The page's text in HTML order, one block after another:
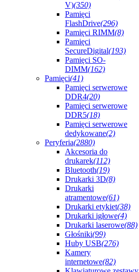
V)(350)
Pamięci
FlashDrive(296)
Pamięci RIMM(8)
Pamięci
SecureDigital(193)
Pamięci SO-
DIMM(162)
Pamięci(41)
Pamięci serwerowe
DDR4(20)
Pamięci serwerowe
DDR5(18)
Pamięci serwerowe
dedykowane(2)
Peryferia(2880)
Akcesoria do
drukarek(112)
Bluetooth(19)
Drukarki 3D(8)
Drukarki
atramentowe(61)
Drukarki etykiet(38)
Drukarki igłowe(4)
Drukarki laserowe(88)
Głośniki(99)
Huby USB(276)
Kamery
internetowe(82)